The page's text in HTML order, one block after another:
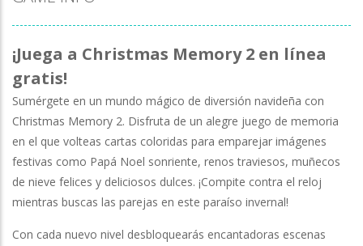
Las Vegas Pocker-¡Las Vegas Poker Online
¡Juega a Christmas Memory 2 en línea
gratis!
Sumérgete en un mundo mágico de diversión navideña con
Christmas Memory 2. Disfruta de un alegre juego de memoria
en el que volteas cartas coloridas para emparejar imágenes
festivas como Papá Noel sonriente, renos traviesos, muñecos
de nieve felices y deliciosos dulces. ¡Compite contra el reloj
mientras buscas las parejas en este paraíso invernal!
Con cada nuevo nivel desbloquearás encantadoras escenas